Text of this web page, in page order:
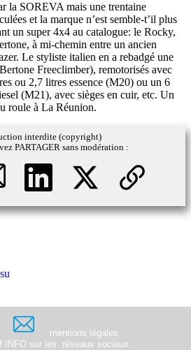
la SOREVA mais une trentaine
et la marque n’est semble-t’il plus
un super 4x4 au catalogue: le Rocky,
à mi-chemin entre un ancien
Le styliste italien en a rebadgé une
Freeclimber), remotorisés avec
ou 2,7 litres essence (M20) ou un 6
(M21), avec sièges en cuir, etc. Un
roule à La Réunion.
interdite (copyright)
PARTAGER sans modération :
mentions légales
sur les
réseaux sociaux :